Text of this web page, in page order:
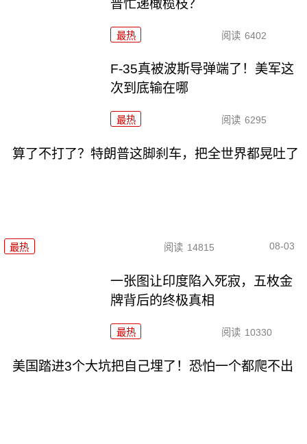
普忙递橄榄枝？
最热 阅读 6402
F-35真被波斯导弹端了！美军这
次到底输在哪
最热 阅读 6295
算了不打了？特朗普这脚刹车，把全世界都晃吐了
最热 阅读 14815 08-03
一张图让印度陷入死寂，五枚金
牌背后的终极真相
最热 阅读 10330
美国踏进3个大坑把自己埋了！恐怕一个都爬不出